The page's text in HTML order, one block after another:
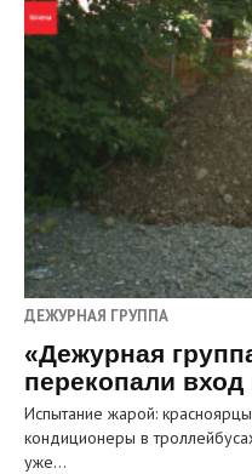
ДЕЖУРНАЯ ГРУППА
«Дежурная
перекопали вход
Испытание жарой:
кондиционеры в
уже…